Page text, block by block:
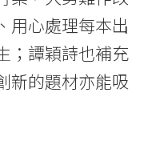
用心處理每本出
；譚穎詩也補充
新的題材亦能吸